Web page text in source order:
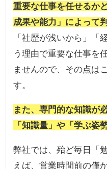
重要な仕事を任せるか
成果や能力」によって
「社歴が浅いから」「
う理由で重要な仕事を
ませんので、その点は
す。
また、専門的な知識が
「知識量」や「学ぶ姿
弊社では、殆ど毎日「
えば、営業時間前の僅